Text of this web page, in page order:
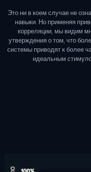
Это ни в коем случае не
навыки. Но применяя
корреляции, мы видим
утверждения о том, что
системы приводят к более
идеальным